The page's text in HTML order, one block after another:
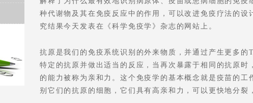
种代谢物及其在免疫反应中的作用，可以改进免疫疗法的
究结果今天发表在《科学免疫学》杂志的网站上。
抗原是我们的免疫系统识别的外来物质，并通过产生更多
特定的抗原并做出适当的反应，当再次暴露于相同的抗原
的能力被称为亲和力。这个免疫学的基本概念就是疫苗的
别它们的抗原的细胞，它们具有高亲和力，可以更快地分裂